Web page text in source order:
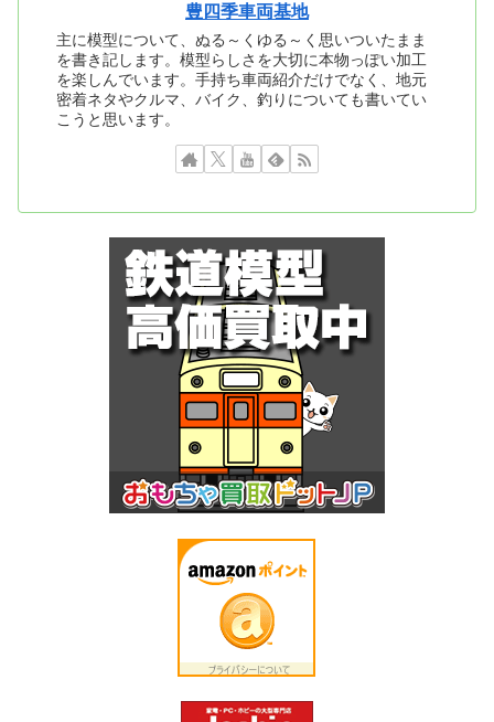
豊四季車両基地
主に模型について、ぬる～くゆる～く思いついたまま
を書き記します。模型らしさを大切に本物っぽい加工
を楽しんでいます。手持ち車両紹介だけでなく、地元
密着ネタやクルマ、バイク、釣りについても書いてい
こうと思います。